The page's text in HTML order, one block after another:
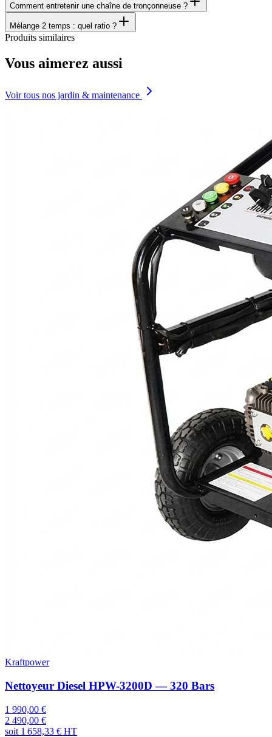
Comment entretenir une chaîne de tronçonneuse ?
Mélange 2 temps : quel ratio ?
Produits similaires
Vous aimerez aussi
Voir tous nos jardin & maintenance
Kraftpower
Nettoyeur Diesel HPW-3200D — 320 Bars
1 990,00 €
2 490,00 €
soit 1 658,33 € HT